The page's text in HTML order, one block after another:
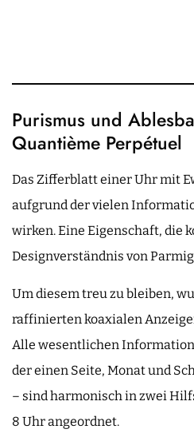
Purismus und
Quantième Perpétuel
Das Zifferblatt einer Uhr mit
aufgrund der vielen
wirken. Eine Eigenschaft, die
Designverständnis von
Um diesem treu zu bleiben,
raffinierten koaxialen
Alle wesentlichen
der einen Seite, Monat und
– sind harmonisch in zwei
8 Uhr angeordnet.